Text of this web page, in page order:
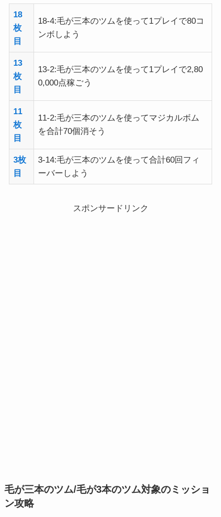
18
枚
目
18-4:毛が三本のツムを使って1プレイで80コ
ンボしよう
13
枚
目
13-2:毛が三本のツムを使って1プレイで2,80
0,000点稼ごう
11
枚
目
11-2:毛が三本のツムを使ってマジカルボム
を合計70個消そう
3枚
目
3-14:毛が三本のツムを使って合計60回フィ
ーバーしよう
スポンサードリンク
毛が三本のツム/毛が3本のツム対象のミッショ
ン攻略